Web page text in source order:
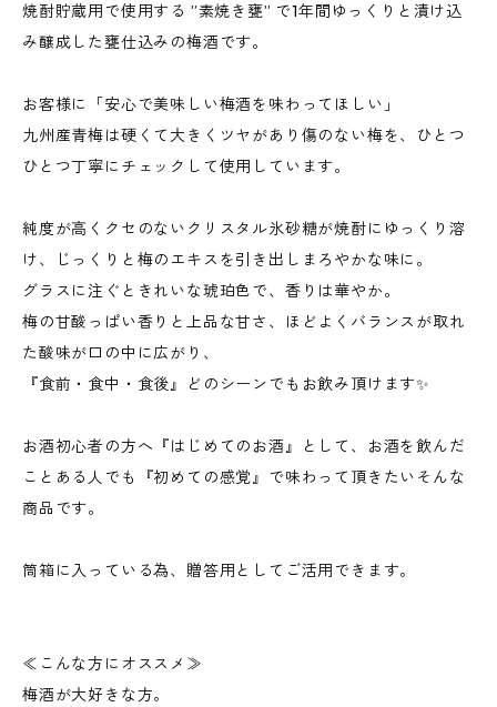
焼酎貯蔵用で使用する ”素焼き甕” で1年間ゆっくりと漬け込
み醸成した甕仕込みの梅酒です。
お客様に「安心で美味しい梅酒を味わってほしい」
九州産青梅は硬くて大きくツヤがあり傷のない梅を、ひとつ
ひとつ丁寧にチェックして使用しています。
純度が高くクセのないクリスタル氷砂糖が焼酎にゆっくり溶
け、じっくりと梅のエキスを引き出しまろやかな味に。
グラスに注ぐときれいな琥珀色で、香りは華やか。
梅の甘酸っぱい香りと上品な甘さ、ほどよくバランスが取れ
た酸味が口の中に広がり、
『食前・食中・食後』どのシーンでもお飲み頂けます✨
お酒初心者の方へ『はじめてのお酒』として、お酒を飲んだ
ことある人でも『初めての感覚』で味わって頂きたいそんな
商品です。
筒箱に入っている為、贈答用としてご活用できます。
≪こんな方にオススメ≫
梅酒が大好きな方。